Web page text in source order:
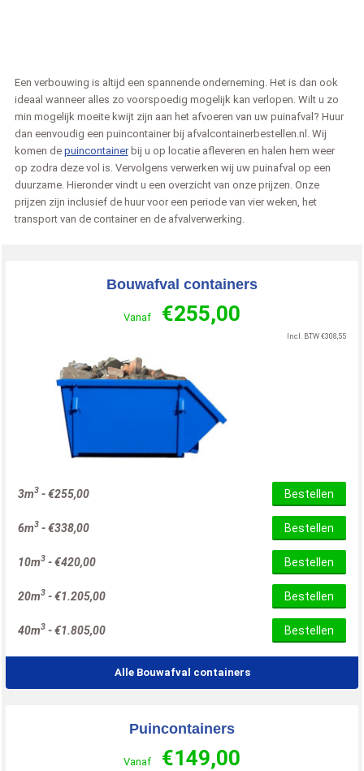
Een verbouwing is altijd een spannende onderneming. Het is dan ook
ideaal wanneer alles zo voorspoedig mogelijk kan verlopen. Wilt u zo
min mogelijk moeite kwijt zijn aan het afvoeren van uw puinafval? Huur
dan eenvoudig een puincontainer bij afvalcontainerbestellen.nl. Wij
komen de puincontainerbij u op locatie afleveren en halen hem weer
op zodra deze vol is. Vervolgens verwerken wij uw puinafval op een
duurzame. Hieronder vindt u een overzicht van onze prijzen. Onze
prijzen zijn inclusief de huur voor een periode van vier weken, het
transport van de container en de afvalverwerking.
Bouwafval containers
Vanaf €255,00
Incl. BTW €308,55
3m3 -€255,00 Bestellen
6m3 -€338,00 Bestellen
10m3 -€420,00 Bestellen
20m3 -€1.205,00 Bestellen
40m3 -€1.805,00 Bestellen
Alle Bouwafval containers
Puincontainers
Vanaf €149,00